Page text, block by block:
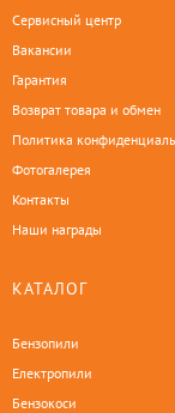
Сервисный центр
Вакансии
Гарантия
Возврат товара и обмен
Политика
Фотогалерея
Контакты
Наши награды
КАТАЛОГ
Бензопили
Електропили
Бензокоси